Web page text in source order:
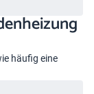
häufig eine